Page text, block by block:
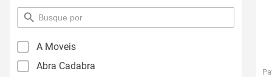
pesquisar
por
A Moveis
Abra Cadabra